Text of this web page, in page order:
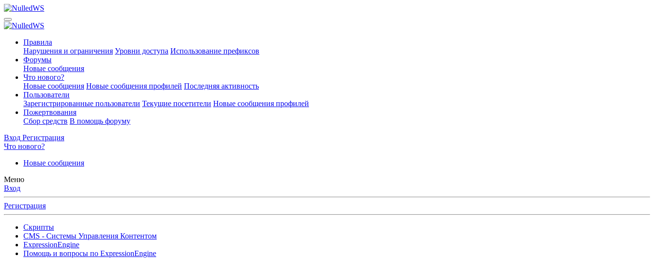
Правила
Нарушения и ограничения Уровни доступа Использование префиксов
Форумы
Новые сообщения
Что нового?
Новые сообщения Новые сообщения профилей Последняя активность
Пользователи
Зарегистрированные пользователи Текущие посетители Новые сообщения профилей
Пожертвования
Сбор средств В помощь форуму
Вход Регистрация
Что нового?
Новые сообщения
Меню
Вход
Регистрация
Скрипты
CMS - Системы Управления Контентом
ExpressionEngine
Помощь и вопросы по ExpressionEngine